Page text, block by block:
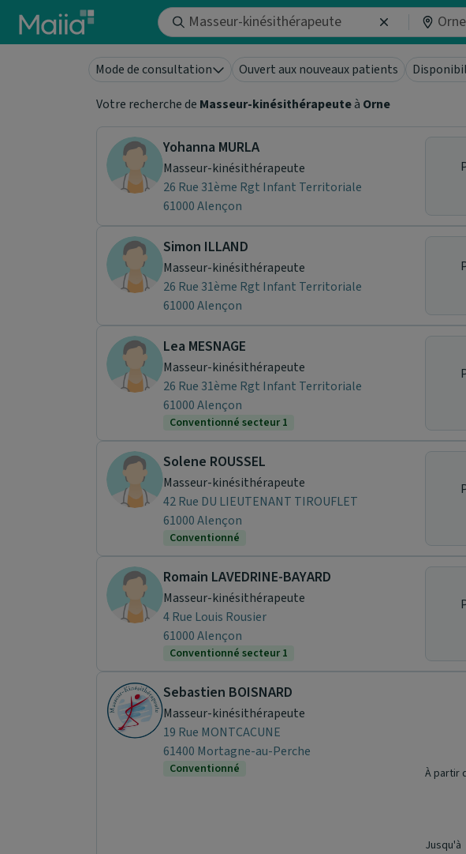
Aller au contenu principal
Mode de consultation Ouvert aux nouveaux patients
Votre recherche de Masseur-kinésithérapeuteà Orne
Yohanna MURLA
Masseur-kinésithérapeute
26 Rue 31ème Rgt Infant Territoriale
61000 Alençon
Simon ILLAND
Masseur-kinésithérapeute
26 Rue 31ème Rgt Infant Territoriale
61000 Alençon
Lea MESNAGE
Masseur-kinésithérapeute
26 Rue 31ème Rgt Infant Territoriale
61000 Alençon
Conventionné secteur 1
Solene ROUSSEL
Masseur-kinésithérapeute
42 Rue DU LIEUTENANT TIROUFLET
61000 Alençon
Conventionné
Romain LAVEDRINE-BAYARD
Masseur-kinésithérapeute
4 Rue Louis Rousier
61000 Alençon
Conventionné secteur 1
Sebastien BOISNARD
Masseur-kinésithérapeute
19 Rue MONTCACUNE
61400 Mortagne-au-Perche
Conventionné À partir
Jusqu'à